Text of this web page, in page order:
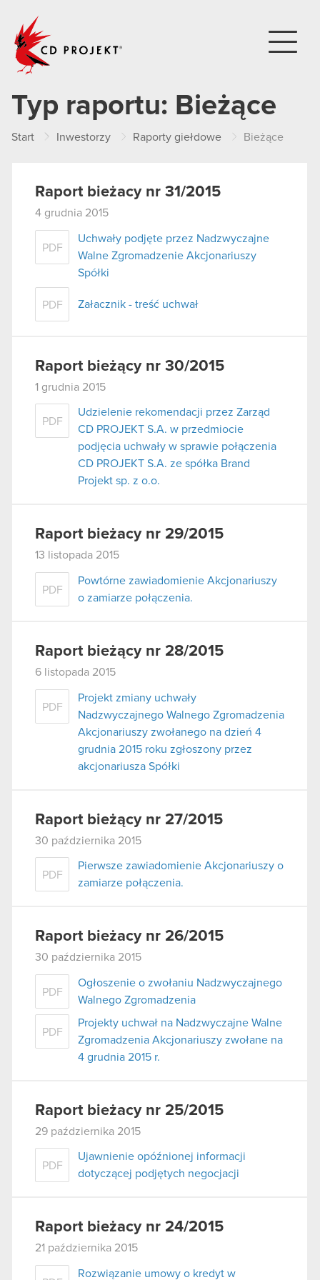
Typ raportu: Bieżące
Start Inwestorzy Raporty giełdowe Bieżące
Raport bieżacy nr 31/2015
4 grudnia 2015
PDF
Uchwały podjęte przez Nadzwyczajne
Walne Zgromadzenie Akcjonariuszy
Spółki
PDF Załacznik - treść uchwał
Raport bieżący nr 30/2015
1 grudnia 2015
PDF
Udzielenie rekomendacji przez Zarząd
CD PROJEKT S.A. w przedmiocie
podjęcia uchwały w sprawie połączenia
CD PROJEKT S.A. ze spółka Brand
Projekt sp. z o.o.
Raport bieżacy nr 29/2015
13 listopada 2015
PDF
Powtórne zawiadomienie Akcjonariuszy
o zamiarze połączenia.
Raport bieżący nr 28/2015
6 listopada 2015
PDF
Projekt zmiany uchwały
Nadzwyczajnego Walnego Zgromadzenia
Akcjonariuszy zwołanego na dzień 4
grudnia 2015 roku zgłoszony przez
akcjonariusza Spółki
Raport bieżący nr 27/2015
30 października 2015
PDF
Pierwsze zawiadomienie Akcjonariuszy o
zamiarze połączenia.
Raport bieżacy nr 26/2015
30 października 2015
PDF
Ogłoszenie o zwołaniu Nadzwyczajnego
Walnego Zgromadzenia
PDF
Projekty uchwał na Nadzwyczajne Walne
Zgromadzenia Akcjonariuszy zwołane na
4 grudnia 2015 r.
Raport bieżacy nr 25/2015
29 października 2015
PDF
Ujawnienie opóźnionej informacji
dotyczącej podjętych negocjacji
Raport bieżacy nr 24/2015
21 października 2015
Rozwiązanie umowy o kredyt w